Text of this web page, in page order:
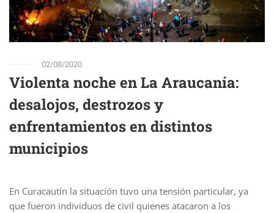
02/08/2020
Violenta noche en La Araucanía:
desalojos, destrozos y
enfrentamientos en distintos
municipios
En Curacautín la situación tuvo una tensión particular, ya
que fueron individuos de civil quienes atacaron a los